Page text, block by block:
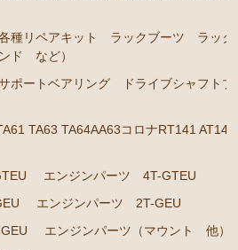
種リペアキット ラックブーツ ラック
ド など）
ポートベアリング ドライブシャフトブ
TA63 TA64AA63コロナRT141
エンジンパーツ 4T-GTEU
エンジンパーツ 2T-GEU
エンジンパーツ（マウント 他）